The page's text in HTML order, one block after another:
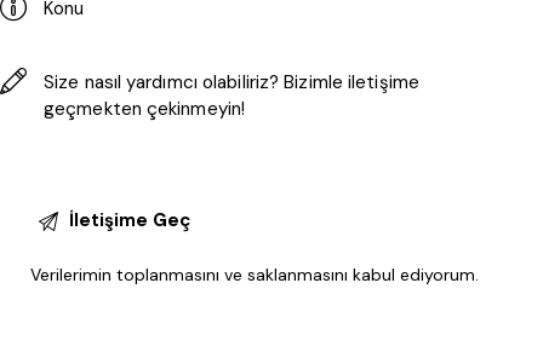
Verilerimintoplanmasını ve saklanmasını kabul ediyorum.